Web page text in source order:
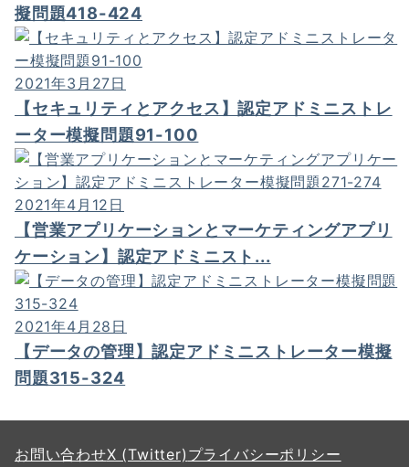
擬問題418-424
2021年3月27日
【セキュリティとアクセス】認定アドミニストレ
ーター模擬問題91-100
2021年4月12日
【営業アプリケーションとマーケティングアプリ
ケーション】認定アドミニスト...
2021年4月28日
【データの管理】認定アドミニストレーター模擬
問題315-324
お問い合わせX (Twitter) プライバシーポリシー